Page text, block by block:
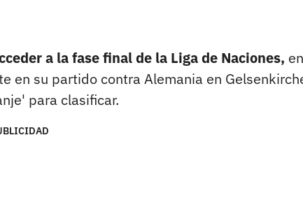
a la fase final de la Liga de Naciones, en
en su partido contra Alemania en
para clasificar.